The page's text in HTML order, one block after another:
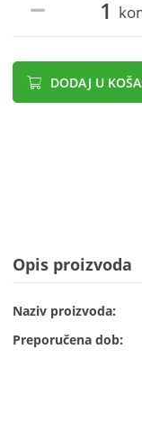
DODAJ U
Opis proizvoda
Naziv proizvoda:
Preporučena dob: